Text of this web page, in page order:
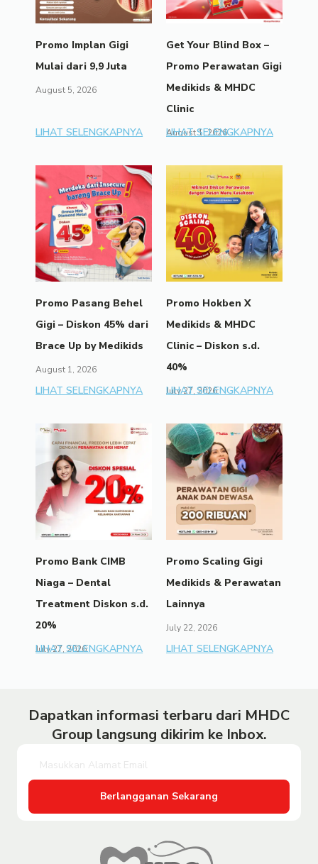
Promo Implan Gigi
Mulai dari 9,9 Juta
August 5, 2026
LIHAT SELENGKAPNYA
Get Your Blind Box –
Promo Perawatan Gigi
Medikids & MHDC
Clinic
August 1, 2026
LIHAT SELENGKAPNYA
Promo Pasang Behel
Gigi – Diskon 45% dari
Brace Up by Medikids
August 1, 2026
LIHAT SELENGKAPNYA
Promo Hokben X
Medikids & MHDC
Clinic – Diskon s.d.
40%
July 27, 2026
LIHAT SELENGKAPNYA
Promo Bank CIMB
Niaga – Dental
Treatment Diskon s.d.
20%
July 27, 2026
LIHAT SELENGKAPNYA
Promo Scaling Gigi
Medikids & Perawatan
Lainnya
July 22, 2026
LIHAT SELENGKAPNYA
Dapatkan informasi terbaru dari MHDC
Group langsung dikirim ke Inbox.
Berlangganan Sekarang